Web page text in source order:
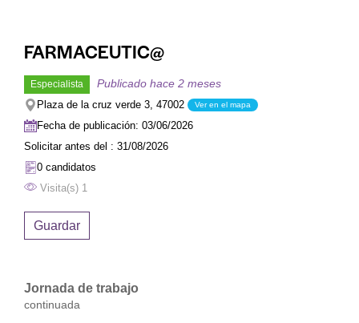
FARMACEUTIC@
Especialista Publicado hace 2 meses
Plaza de la cruz verde 3, 47002 Ver en el mapa
Fecha de publicación: 03/06/2026
Solicitar antes del : 31/08/2026
0 candidatos
Visita(s) 1
Guardar
Jornada de trabajo
continuada